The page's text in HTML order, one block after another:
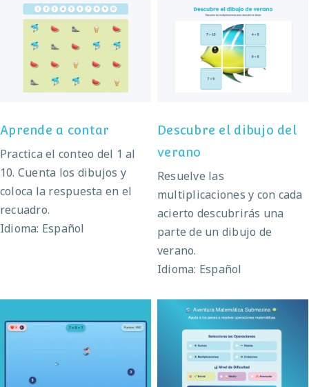
Aprende a contar
Aprende a contar
Practica el conteo del 1 al
10. Cuenta los dibujos y
coloca la respuesta en el
recuadro.
Idioma: Español
Descubre el dibujo del
verano
Descubre el dibujo del
verano
Resuelve las
multiplicaciones y con cada
acierto descubrirás una
parte de un dibujo de
verano.
Idioma: Español
Multiplicaciones en el
océano
Aventura submarina